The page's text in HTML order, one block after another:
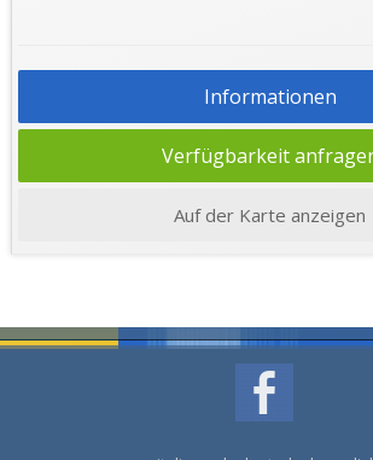
Informationen
Verfügbarkeit
Auf der Karte anzeigen